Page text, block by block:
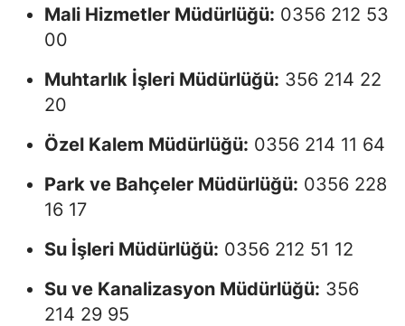
Mali Hizmetler Müdürlüğü: 0356 212 53
00
Muhtarlık İşleri Müdürlüğü: 356 214 22
20
Özel Kalem Müdürlüğü: 0356 214 11 64
Park ve Bahçeler Müdürlüğü: 0356 228
16 17
Su İşleri Müdürlüğü: 0356 212 51 12
Su ve Kanalizasyon Müdürlüğü: 356
214 29 95